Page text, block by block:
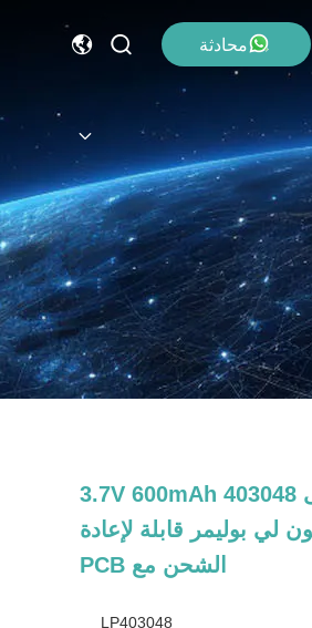
محادثة
تمت الموافقة على 403048 3.7V 600mAh
لي بوليمر قابلة لإعادة
الشحن مع PCB
LP403048